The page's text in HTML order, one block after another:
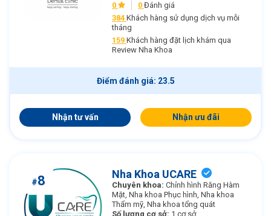
0
0 Đánh giá
384 Khách hàng sử dụng dịch vụ mỗi
tháng
159 Khách hàng đặt lịch khám qua
Review Nha Khoa
Điểm đánh giá: 23.5
Nhận tư vấn Nhận ưu đãi
#8 Nha Khoa UCARE
Chuyên khoa: Chỉnh hình Răng Hàm
Mặt, Nha khoa Phục hình, Nha khoa
Thẩm mỹ, Nha khoa tổng quát
Số lượng cơ sở: 1 cơ sở